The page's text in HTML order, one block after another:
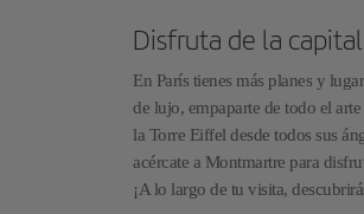
Disfruta de la
En París tienes más planes y
de lujo, empaparte de todo el
la Torre Eiffel desde todos sus
acércate a Montmartre para
¡A lo largo de tu visita,